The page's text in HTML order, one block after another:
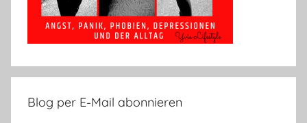
Blog per E-Mail abonnieren